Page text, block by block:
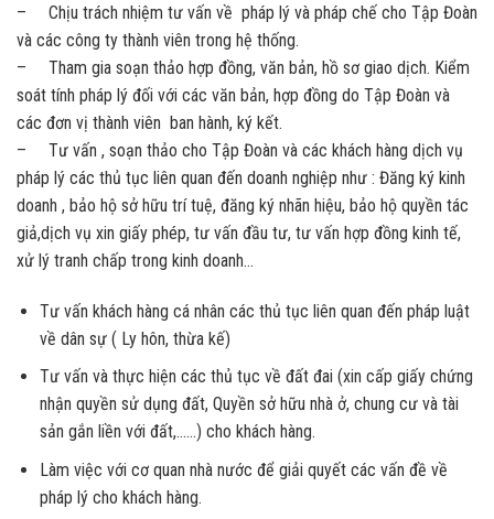
– Chịu trách nhiệm tư vấn về pháp lý và pháp chế cho Tập Đoàn
và các công ty thành viên trong hệ thống.
– Tham gia soạn thảo hợp đồng, văn bản, hồ sơ giao dịch. Kiểm
soát tính pháp lý đối với các văn bản, hợp đồng do Tập Đoàn và
các đơn vị thành viên ban hành, ký kết.
– Tư vấn , soạn thảo cho Tập Đoàn và các khách hàng dịch vụ
pháp lý các thủ tục liên quan đến doanh nghiệp như : Đăng ký kinh
doanh , bảo hộ sở hữu trí tuệ, đăng ký nhãn hiệu, bảo hộ quyền tác
giả,dịch vụ xin giấy phép, tư vấn đầu tư, tư vấn hợp đồng kinh tế,
xử lý tranh chấp trong kinh doanh…
Tư vấn khách hàng cá nhân các thủ tục liên quan đến pháp luật
về dân sự ( Ly hôn, thừa kế)
Tư vấn và thực hiện các thủ tục về đất đai (xin cấp giấy chứng
nhận quyền sử dụng đất, Quyền sở hữu nhà ở, chung cư và tài
sản gắn liền với đất,……) cho khách hàng.
Làm việc với cơ quan nhà nước để giải quyết các vấn đề về
pháp lý cho khách hàng.